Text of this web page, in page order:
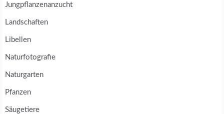
Jungpflanzenanzucht
Landschaften
Libellen
Naturfotografie
Naturgarten
Pfanzen
Säugetiere